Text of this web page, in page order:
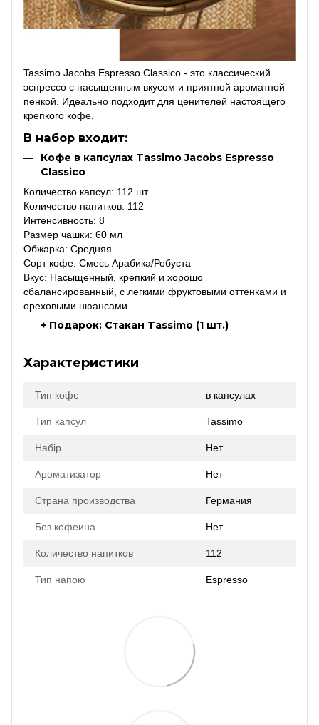
Tassimo Jacobs Espresso Classico - это классический
эспрессо с насыщенным вкусом и приятной ароматной
пенкой. Идеально подходит для ценителей настоящего
крепкого кофе.
В набор входит:
Кофе в капсулах Tassimo Jacobs Espresso
Classico
Количество капсул: 112 шт.
Количество напитков: 112
Интенсивность: 8
Размер чашки: 60 мл
Обжарка: Средняя
Сорт кофе: Смесь Арабика/Робуста
Вкус: Насыщенный, крепкий и хорошо
сбалансированный, с легкими фруктовыми оттенками и
ореховыми нюансами.
+ Подарок: Стакан Tassimo (1 шт.)
Характеристики
Тип кофе в капсулах
Тип капсул Tassimo
Набір Нет
Ароматизатор Нет
Страна производства Германия
Без кофеина Нет
Количество напитков 112
Тип напою Espresso